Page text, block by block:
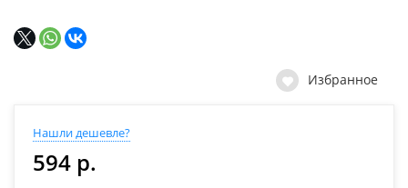
Избранное
Нашли дешевле?
594 р.